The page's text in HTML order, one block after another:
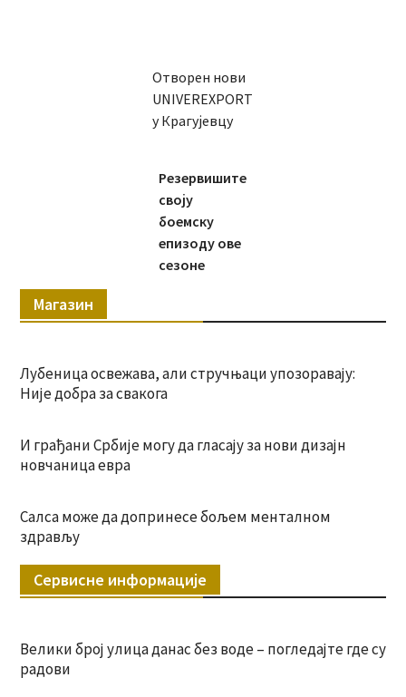
Отворен нови
UNIVEREXPORT
у Крагујевцу
Резервишите
своју
боемску
епизоду ове
сезоне
Магазин
Лубеница освежава, али стручњаци упозоравају:
Није добра за свакога
И грађани Србије могу да гласају за нови дизајн
новчаница евра
Салса може да допринесе бољем менталном
здрављу
Сервисне информације
Велики број улица данас без воде – погледајте где су
радови